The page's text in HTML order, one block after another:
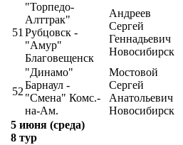
51
"Торпедо-
Алттрак"
Рубцовск -
"Амур"
Благовещенск
Андреев
Сергей
Геннадьевич
Новосибирск
52
"Динамо"
Барнаул -
"Смена" Комс.-
на-Ам.
Мостовой
Сергей
Анатольевич
Новосибирск
5 июня (среда)
8 тур